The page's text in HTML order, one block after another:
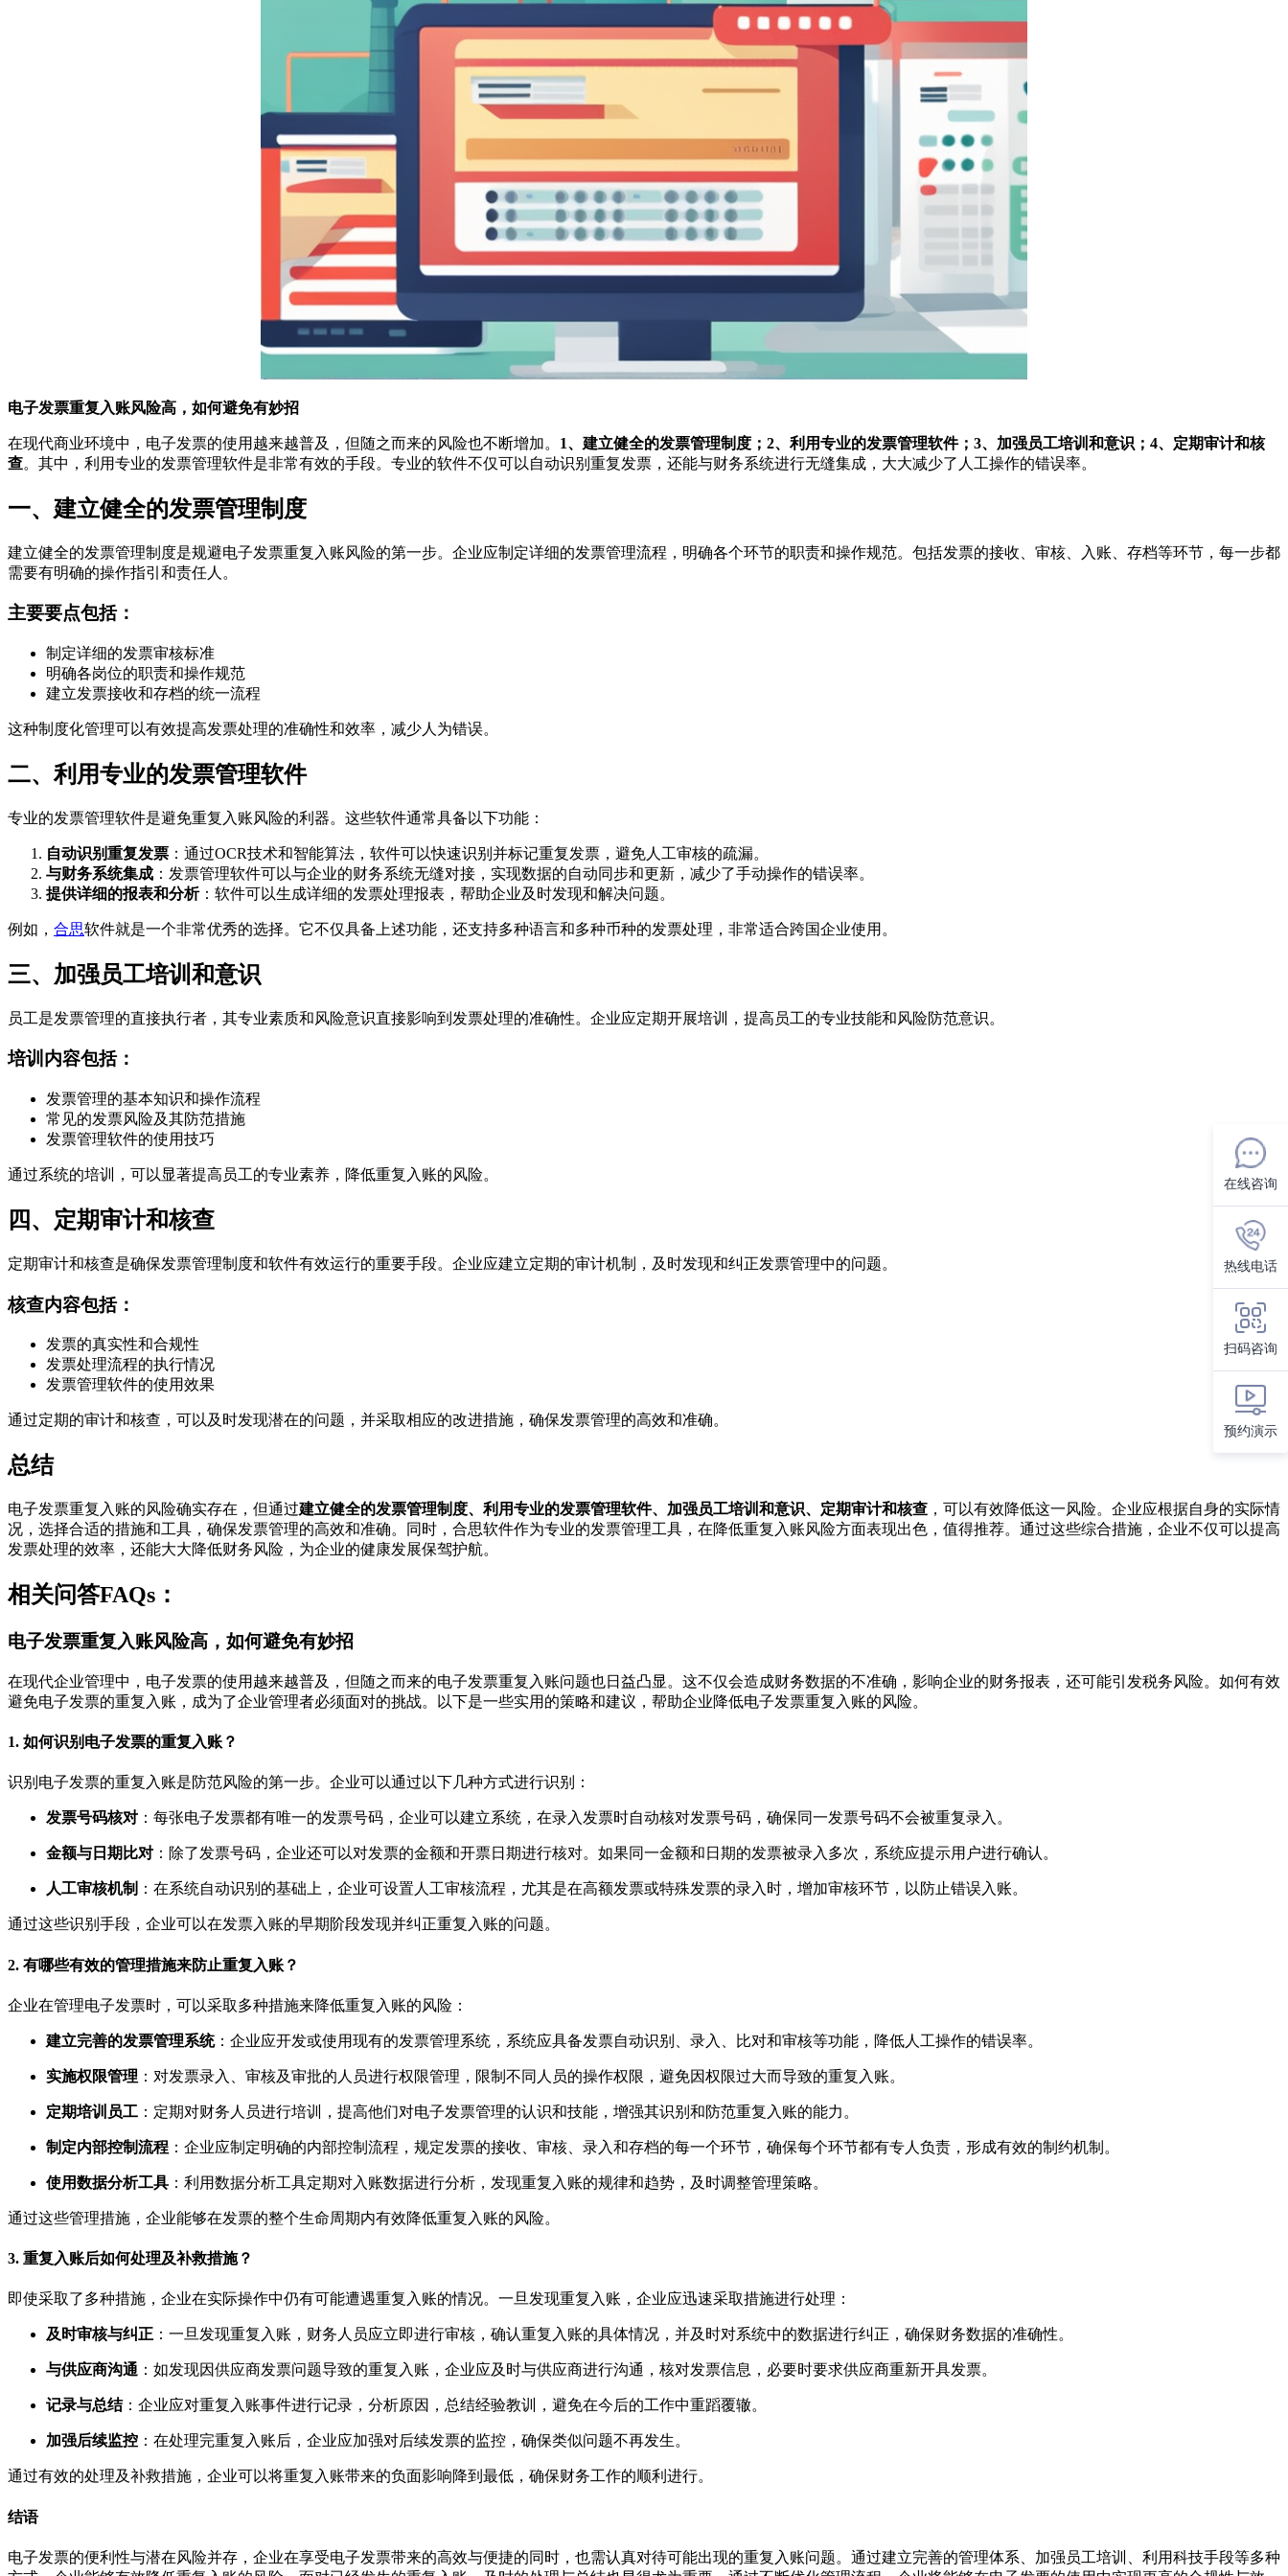
电子发票重复入账风险高，如何避免有妙招
在现代商业环境中，电子发票的使用越来越普及，但随之而来的风险也不断增加。 1、建立健全的发票管理制度；2、利用专业的发票管理软件；3、加强员工培训和意识；4、定期审计和核
查。其中，利用专业的发票管理软件是非常有效的手段。专业的软件不仅可以自动识别重复发票，还能与财务系统进行无缝集成，大大减少了人工操作的错误率。
一、建立健全的发票管理制度
建立健全的发票管理制度是规避电子发票重复入账风险的第一步。企业应制定详细的发票管理流程，明确各个环节的职责和操作规范。包括发票的接收、审核、入账、存档等环节，每一步都
需要有明确的操作指引和责任人。
主要要点包括：
制定详细的发票审核标准
明确各岗位的职责和操作规范
建立发票接收和存档的统一流程
这种制度化管理可以有效提高发票处理的准确性和效率，减少人为错误。
二、利用专业的发票管理软件
专业的发票管理软件是避免重复入账风险的利器。这些软件通常具备以下功能：
自动识别重复发票 ：通过OCR技术和智能算法，软件可以快速识别并标记重复发票，避免人工审核的疏漏。
与财务系统集成 ：发票管理软件可以与企业的财务系统无缝对接，实现数据的自动同步和更新，减少了手动操作的错误率。
提供详细的报表和分析：软件可以生成详细的发票处理报表，帮助企业及时发现和解决问题。
例如， 合思软件就是一个非常优秀的选择。它不仅具备上述功能，还支持多种语言和多种币种的发票处理，非常适合跨国企业使用。
三、加强员工培训和意识
员工是发票管理的直接执行者，其专业素质和风险意识直接影响到发票处理的准确性。企业应定期开展培训，提高员工的专业技能和风险防范意识。
培训内容包括：
发票管理的基本知识和操作流程
常见的发票风险及其防范措施
发票管理软件的使用技巧
通过系统的培训，可以显著提高员工的专业素养，降低重复入账的风险。
四、定期审计和核查
定期审计和核查是确保发票管理制度和软件有效运行的重要手段。企业应建立定期的审计机制，及时发现和纠正发票管理中的问题。
核查内容包括：
发票的真实性和合规性
发票处理流程的执行情况
发票管理软件的使用效果
通过定期的审计和核查，可以及时发现潜在的问题，并采取相应的改进措施，确保发票管理的高效和准确。
总结
电子发票重复入账的风险确实存在，但通过建立健全的发票管理制度、利用专业的发票管理软件、加强员工培训和意识、定期审计和核查 ，可以有效降低这一风险。企业应根据自身的实际情
况，选择合适的措施和工具，确保发票管理的高效和准确。同时，合思软件作为专业的发票管理工具，在降低重复入账风险方面表现出色，值得推荐。通过这些综合措施，企业不仅可以提高
发票处理的效率，还能大大降低财务风险，为企业的健康发展保驾护航。
相关问答FAQs：
电子发票重复入账风险高，如何避免有妙招
在现代企业管理中，电子发票的使用越来越普及，但随之而来的电子发票重复入账问题也日益凸显。这不仅会造成财务数据的不准确，影响企业的财务报表，还可能引发税务风险。如何有效
避免电子发票的重复入账，成为了企业管理者必须面对的挑战。以下是一些实用的策略和建议，帮助企业降低电子发票重复入账的风险。
1. 如何识别电子发票的重复入账？
识别电子发票的重复入账是防范风险的第一步。企业可以通过以下几种方式进行识别：
发票号码核对 ：每张电子发票都有唯一的发票号码，企业可以建立系统，在录入发票时自动核对发票号码，确保同一发票号码不会被重复录入。
金额与日期比对 ：除了发票号码，企业还可以对发票的金额和开票日期进行核对。如果同一金额和日期的发票被录入多次，系统应提示用户进行确认。
人工审核机制 ：在系统自动识别的基础上，企业可设置人工审核流程，尤其是在高额发票或特殊发票的录入时，增加审核环节，以防止错误入账。
通过这些识别手段，企业可以在发票入账的早期阶段发现并纠正重复入账的问题。
2. 有哪些有效的管理措施来防止重复入账？
企业在管理电子发票时，可以采取多种措施来降低重复入账的风险：
建立完善的发票管理系统：企业应开发或使用现有的发票管理系统，系统应具备发票自动识别、录入、比对和审核等功能，降低人工操作的错误率。
实施权限管理 ：对发票录入、审核及审批的人员进行权限管理，限制不同人员的操作权限，避免因权限过大而导致的重复入账。
定期培训员工 ：定期对财务人员进行培训，提高他们对电子发票管理的认识和技能，增强其识别和防范重复入账的能力。
制定内部控制流程 ：企业应制定明确的内部控制流程，规定发票的接收、审核、录入和存档的每一个环节，确保每个环节都有专人负责，形成有效的制约机制。
使用数据分析工具 ：利用数据分析工具定期对入账数据进行分析，发现重复入账的规律和趋势，及时调整管理策略。
通过这些管理措施，企业能够在发票的整个生命周期内有效降低重复入账的风险。
3. 重复入账后如何处理及补救措施？
即使采取了多种措施，企业在实际操作中仍有可能遭遇重复入账的情况。一旦发现重复入账，企业应迅速采取措施进行处理：
及时审核与纠正 ：一旦发现重复入账，财务人员应立即进行审核，确认重复入账的具体情况，并及时对系统中的数据进行纠正，确保财务数据的准确性。
与供应商沟通 ：如发现因供应商发票问题导致的重复入账，企业应及时与供应商进行沟通，核对发票信息，必要时要求供应商重新开具发票。
记录与总结：企业应对重复入账事件进行记录，分析原因，总结经验教训，避免在今后的工作中重蹈覆辙。
加强后续监控 ：在处理完重复入账后，企业应加强对后续发票的监控，确保类似问题不再发生。
通过有效的处理及补救措施，企业可以将重复入账带来的负面影响降到最低，确保财务工作的顺利进行。
结语
电子发票的便利性与潜在风险并存，企业在享受电子发票带来的高效与便捷的同时，也需认真对待可能出现的重复入账问题。通过建立完善的管理体系、加强员工培训、利用科技手段等多种
在线咨询
热线电话
扫码咨询
预约演示